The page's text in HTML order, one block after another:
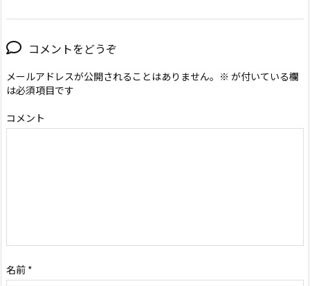
コメントをどうぞ
メールアドレスが公開されることはありません。 ※ が付いている欄
は必須項目です
コメント
名前 *